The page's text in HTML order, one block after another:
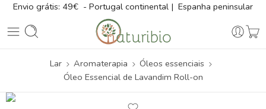
Envio grátis: 49€ - Portugal continental | Espanha peninsular
Lar Aromaterapia
Óleos essenciais
Óleo Essencial de Lavandim Roll-on